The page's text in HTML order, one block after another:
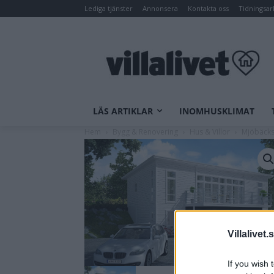
If you wish
Lediga tjänster Annonsera Kontakta oss
LÄS ARTIKLAR INOMHUSKLIMAT